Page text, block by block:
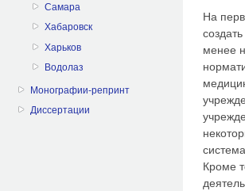
Самара
Хабаровск
Харьков
Водолаз
Монографии-репринт
Диссертации
На
менее
Кроме